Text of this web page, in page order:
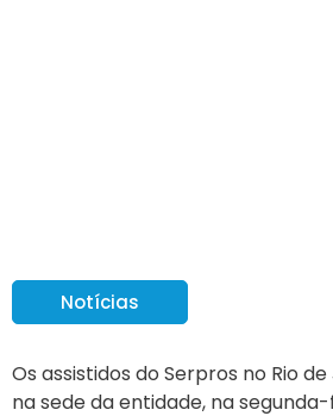
Notícias
Os assistidos do Serpros no Rio
na sede da entidade, na